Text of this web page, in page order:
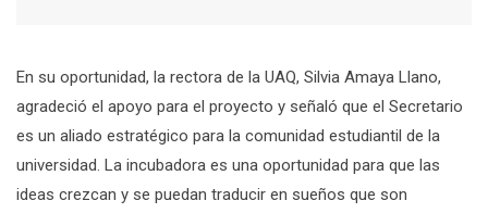
En su oportunidad, la rectora de la UAQ, Silvia Amaya Llano,
agradeció el apoyo para el proyecto y señaló que el Secretario
es un aliado estratégico para la comunidad estudiantil de la
universidad. La incubadora es una oportunidad para que las
ideas crezcan y se puedan traducir en sueños que son